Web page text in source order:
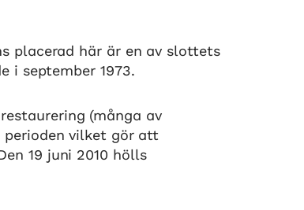
placerad här är en av slottets
i september 1973.
(många av
vilket gör att
19 juni 2010 hölls